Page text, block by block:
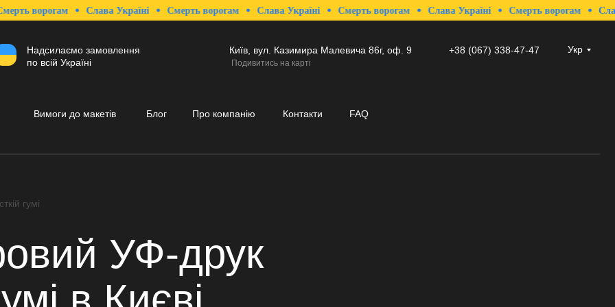
Слава Україні Смерть ворогам Слава Україні Смерть ворогам Слава Україні Смерть ворогам Слава
Надсилаємо замовлення
по всій Україні
Київ, вул. Казимира Малевича 86г, оф. 9 +38 (067) 338-47-47
Вимоги до макетів Блог Про компанію Контакти FAQ
Подивитись на карті
Укр
УФ-друк
гумі